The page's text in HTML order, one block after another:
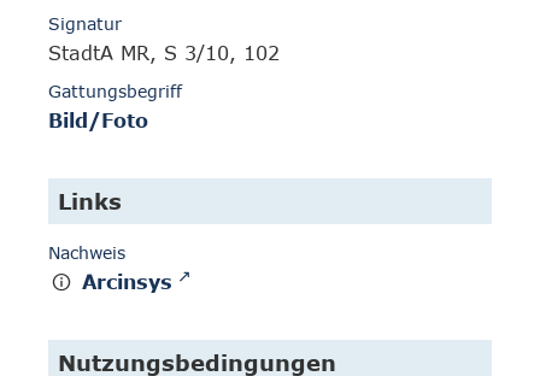
Signatur
StadtA MR, S 3/10, 102
Gattungsbegriff
Bild/Foto
Links
Nachweis
Arcinsys
Nutzungsbedingungen